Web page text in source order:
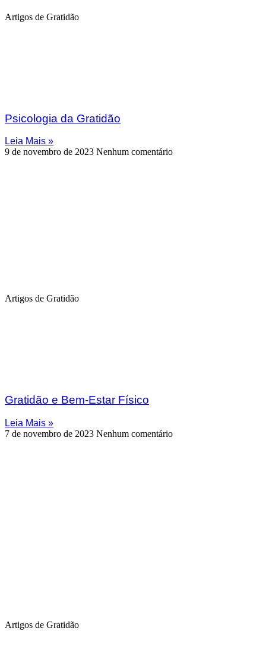
Artigos de Gratidão
Psicologia da Gratidão
Leia Mais »
9 de novembro de 2023 Nenhum comentário
Artigos de Gratidão
Gratidão e Bem-Estar Físico
Leia Mais »
7 de novembro de 2023 Nenhum comentário
Artigos de Gratidão